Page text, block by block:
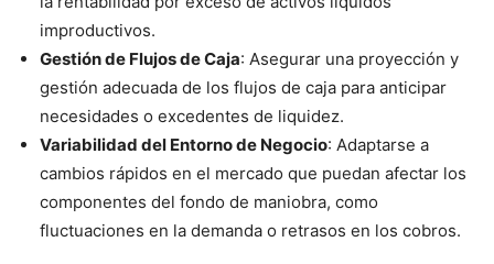
improductivos.
Gestión de Flujos de Caja: Asegurar una proyección y
gestión adecuada de los flujos de caja para anticipar
necesidades o excedentes de liquidez.
Variabilidad del Entorno de Negocio: Adaptarse a
cambios rápidos en el mercado que puedan afectar los
componentes del fondo de maniobra, como
fluctuaciones en la demanda o retrasos en los cobros.